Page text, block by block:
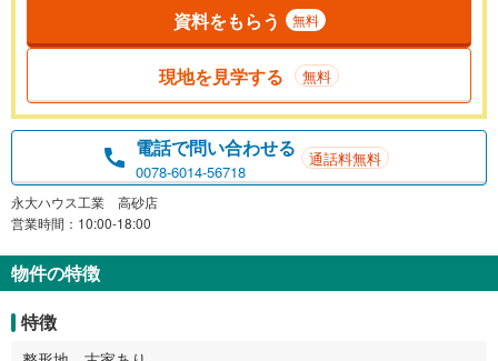
資料をもらう 無料
現地を見学する 無料
電話で問い合わせる
0078-6014-56718
通話料無料
永大ハウス工業 高砂店
営業時間：10:00-18:00
物件の特徴
特徴